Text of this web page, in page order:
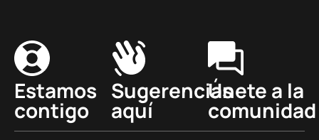
Estamos
contigo
Sugerencias
aquí
Únete a la
comunidad